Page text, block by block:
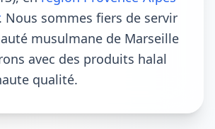
Nous sommes fiers de servir
musulmane de Marseille
avec des produits halal
qualité.